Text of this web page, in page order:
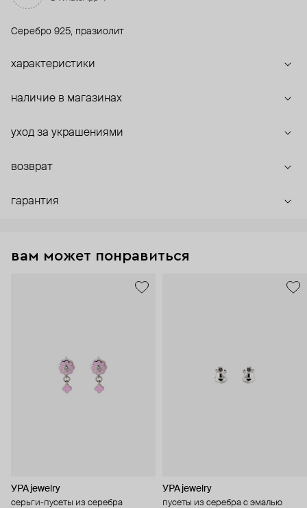
Серебро 925, празиолит
характеристики
наличие в магазинах
уход за украшениями
возврат
гарантия
вам может понравиться
УРА jewelry
серьги-пусеты из серебра
УРА jewelry
пусеты из серебра с эмалью